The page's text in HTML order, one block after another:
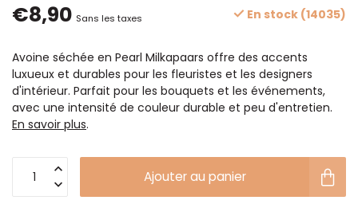
€8,90 Sans les taxes En stock (14035)
Avoine séchée en Pearl Milkapaars offre des accents
luxueux et durables pour les fleuristes et les designers
d'intérieur. Parfait pour les bouquets et les événements,
avec une intensité de couleur durable et peu d'entretien.
En savoir plus.
Ajouter au panier